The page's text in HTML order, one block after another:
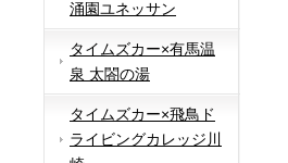
涌園ユネッサン
タイムズカー×有馬温
泉 太閤の湯
タイムズカー×飛鳥ド
ライビングカレッジ川